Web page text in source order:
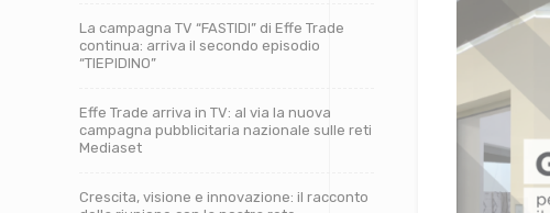
La campagna TV “FASTIDI” di Effe Trade
continua: arriva il secondo episodio
“TIEPIDINO”
Effe Trade arriva in TV: al via la nuova
campagna pubblicitaria nazionale sulle reti
Mediaset
Crescita, visione e innovazione: il racconto